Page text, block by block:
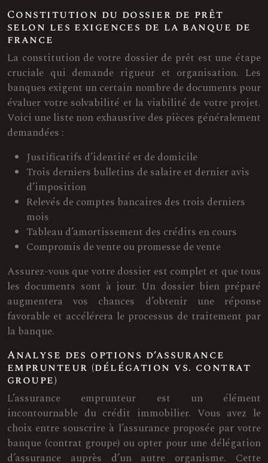
Constitution du dossier de prêt
selon les exigences de la banque de
france
La constitution de votre dossier de prêt est une étape
cruciale qui demande rigueur et organisation. Les
banques exigent un certain nombre de documents pour
évaluer votre solvabilité et la viabilité de votre projet.
Voici une liste non exhaustive des pièces généralement
demandées :
Justificatifs d’identité et de domicile
Trois derniers bulletins de salaire et dernier avis
d’imposition
Relevés de comptes bancaires des trois derniers
mois
Tableau d’amortissement des crédits en cours
Compromis de vente ou promesse de vente
Assurez-vous que votre dossier est complet et que tous
les documents sont à jour. Un dossier bien préparé
augmentera vos chances d’obtenir une réponse
favorable et accélérera le processus de traitement par
la banque.
Analyse des options d’assurance
emprunteur (délégation vs. contrat
groupe)
L’assurance emprunteur est un élément
incontournable du crédit immobilier. Vous avez le
choix entre souscrire à l’assurance proposée par votre
banque (contrat groupe) ou opter pour une délégation
d’assurance auprès d’un autre organisme. Cette